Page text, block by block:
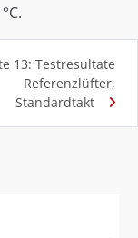
13: Testresultate
Referenzlüfter,
Standardtakt